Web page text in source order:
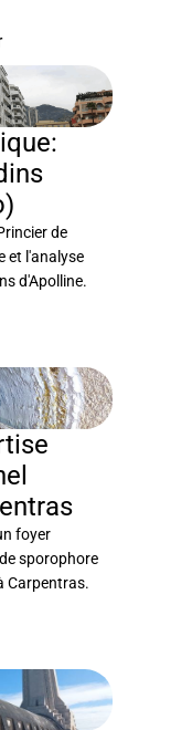
EXPERTISE
de
et l'analyse
d'Apolline.
EXPERTISE
foyer
sporophore
Carpentras.
EXPERTISE